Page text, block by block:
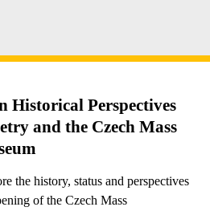
Historical Perspectives
Czech Mass
the history, status and perspectives
of the Czech Mass